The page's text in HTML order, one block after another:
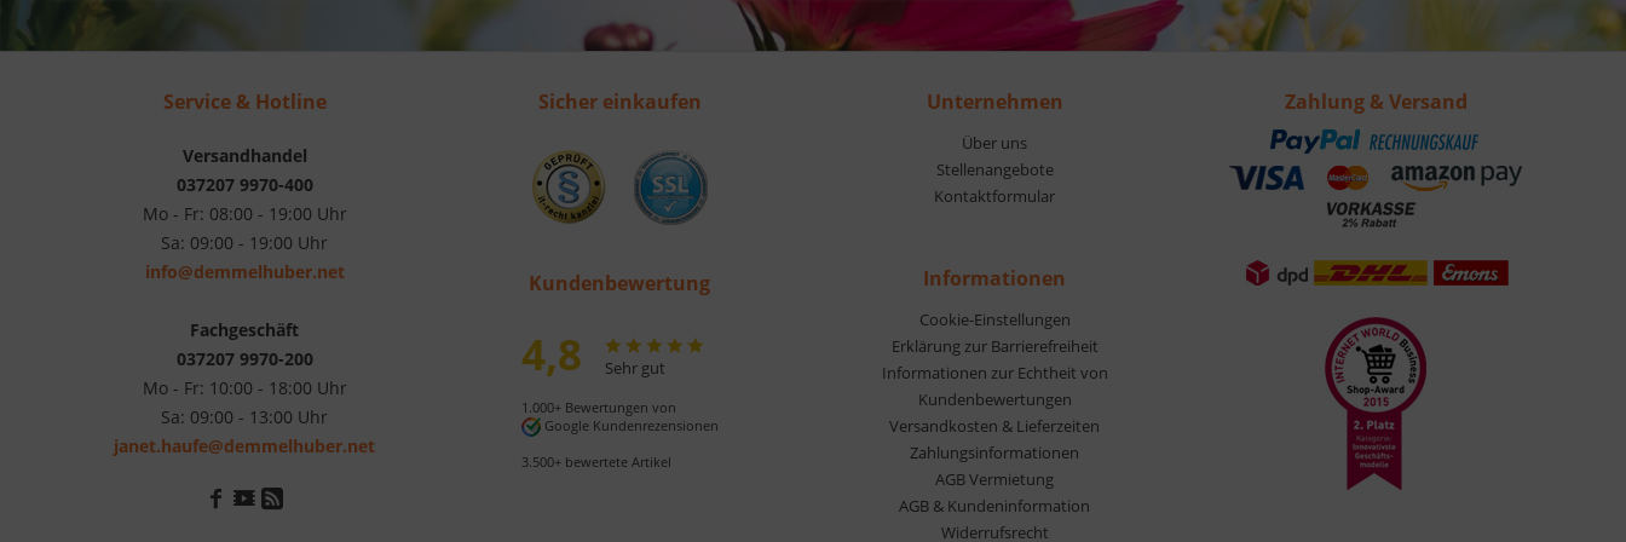
Service & Hotline
Versandhandel
037207 9970-400
Mo - Fr: 08:00 - 19:00 Uhr
Sa: 09:00 - 19:00 Uhr
info@demmelhuber.net
Fachgeschäft
037207 9970-200
Mo - Fr: 10:00 - 18:00 Uhr
Sa: 09:00 - 13:00 Uhr
janet.haufe@demmelhuber.net
Sicher einkaufen
Kundenbewertung
4,8 Sehr gut
1.000+ Bewertungen von
Google Kundenrezensionen
3.500+ bewertete Artikel
Unternehmen
Über uns
Stellenangebote
Kontaktformular
Informationen
Cookie-Einstellungen
Erklärung zur Barrierefreiheit
Informationen zur Echtheit von
Kundenbewertungen
Versandkosten & Lieferzeiten
Zahlungsinformationen
AGB Vermietung
AGB & Kundeninformation
Widerrufsrecht
Zahlung & Versand